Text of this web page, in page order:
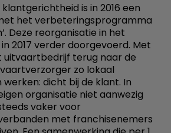
is in 2016 een
het verbeteringsprogramma
Deze reorganisatie in het
2017 verder doorgevoerd. Met
terug naar de
zo lokaal
dicht bij de klant. In
organisatie niet aanwezig
vaker voor
met franchisenemers